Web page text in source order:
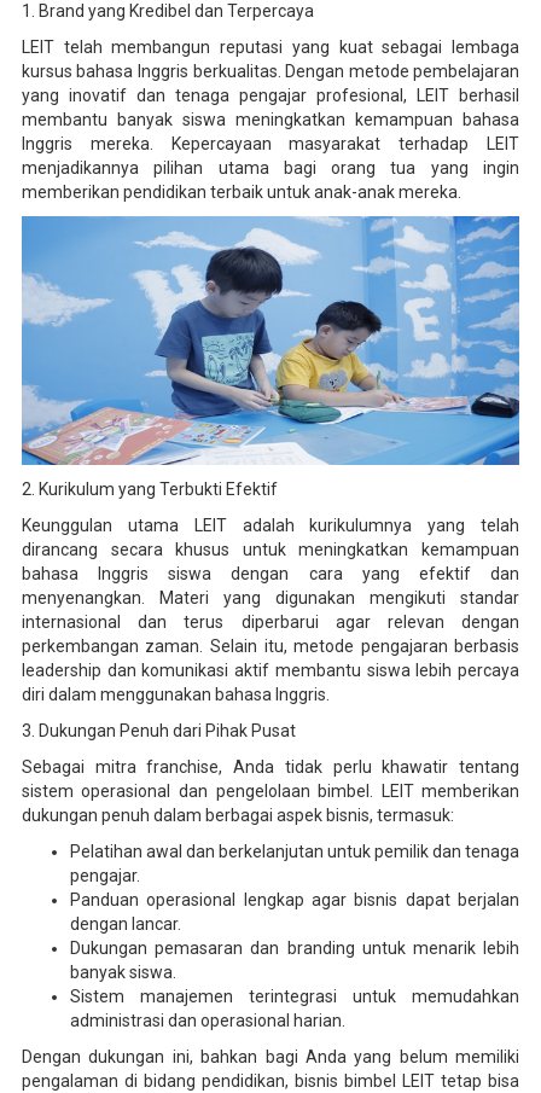
1. Brand yang Kredibel dan Terpercaya
LEIT telah membangun reputasi yang kuat sebagai lembaga
kursus bahasa Inggris berkualitas. Dengan metode pembelajaran
yang inovatif dan tenaga pengajar profesional, LEIT berhasil
membantu banyak siswa meningkatkan kemampuan bahasa
Inggris mereka. Kepercayaan masyarakat terhadap LEIT
menjadikannya pilihan utama bagi orang tua yang ingin
memberikan pendidikan terbaik untuk anak-anak mereka.
2. Kurikulum yang Terbukti Efektif
Keunggulan utama LEIT adalah kurikulumnya yang telah
dirancang secara khusus untuk meningkatkan kemampuan
bahasa Inggris siswa dengan cara yang efektif dan
menyenangkan. Materi yang digunakan mengikuti standar
internasional dan terus diperbarui agar relevan dengan
perkembangan zaman. Selain itu, metode pengajaran berbasis
leadership dan komunikasi aktif membantu siswa lebih percaya
diri dalam menggunakan bahasa Inggris.
3. Dukungan Penuh dari Pihak Pusat
Sebagai mitra franchise, Anda tidak perlu khawatir tentang
sistem operasional dan pengelolaan bimbel. LEIT memberikan
dukungan penuh dalam berbagai aspek bisnis, termasuk:
Pelatihan awal dan berkelanjutan untuk pemilik dan tenaga
pengajar.
Panduan operasional lengkap agar bisnis dapat berjalan
dengan lancar.
Dukungan pemasaran dan branding untuk menarik lebih
banyak siswa.
Sistem manajemen terintegrasi untuk memudahkan
administrasi dan operasional harian.
Dengan dukungan ini, bahkan bagi Anda yang belum memiliki
pengalaman di bidang pendidikan, bisnis bimbel LEIT tetap bisa